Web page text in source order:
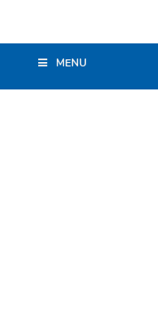
MENU